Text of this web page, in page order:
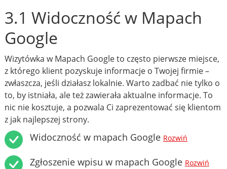
3.1 Widoczność w Mapach
Google
Wizytówka w Mapach Google to często pierwsze miejsce,
z którego klient pozyskuje informacje o Twojej firmie –
zwłaszcza, jeśli działasz lokalnie. Warto zadbać nie tylko o
to, by istniała, ale też zawierała aktualne informacje. To
nic nie kosztuje, a pozwala Ci zaprezentować się klientom
z jak najlepszej strony.
Widoczność w mapach Google Rozwiń
Zgłoszenie wpisu w mapach Google Rozwiń